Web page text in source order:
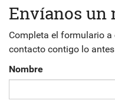
Envíanos un
Completa el formulario
contacto contigo lo
Nombre